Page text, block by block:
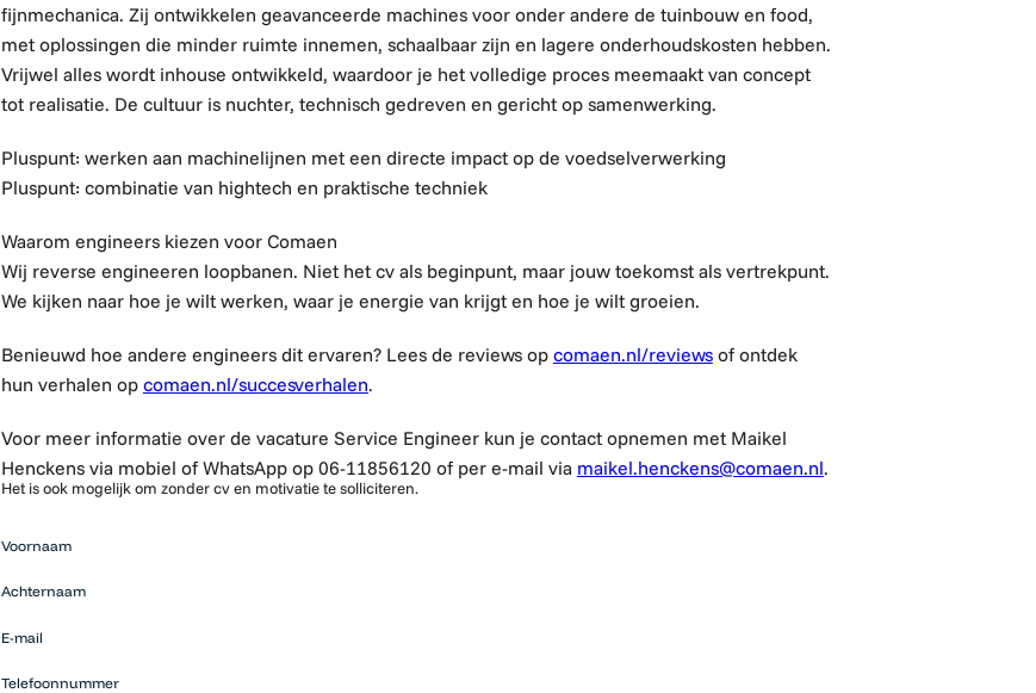
fijnmechanica. Zij ontwikkelen geavanceerde machines voor onder andere de tuinbouw en food,
met oplossingen die minder ruimte innemen, schaalbaar zijn en lagere onderhoudskosten hebben.
Vrijwel alles wordt inhouse ontwikkeld, waardoor je het volledige proces meemaakt van concept
tot realisatie. De cultuur is nuchter, technisch gedreven en gericht op samenwerking.
Pluspunt: werken aan machinelijnen met een directe impact op de voedselverwerking
Pluspunt: combinatie van hightech en praktische techniek
Waarom engineers kiezen voor Comaen
Wij reverse engineeren loopbanen. Niet het cv als beginpunt, maar jouw toekomst als vertrekpunt.
We kijken naar hoe je wilt werken, waar je energie van krijgt en hoe je wilt groeien.
Benieuwd hoe andere engineers dit ervaren? Lees de reviews op comaen.nl/reviewsof ontdek
hun verhalen op comaen.nl/succesverhalen.
Voor meer informatie over de vacature Service Engineerkun je contact opnemen met Maikel
Henckensvia mobiel of WhatsApp op 06-11856120 of per e-mail via maikel.henckens@comaen.nl.
Het is ook mogelijk om zonder cv en motivatie te solliciteren.
Voornaam
Achternaam
E-mail
Telefoonnummer
die op zoek
werk
hier niets